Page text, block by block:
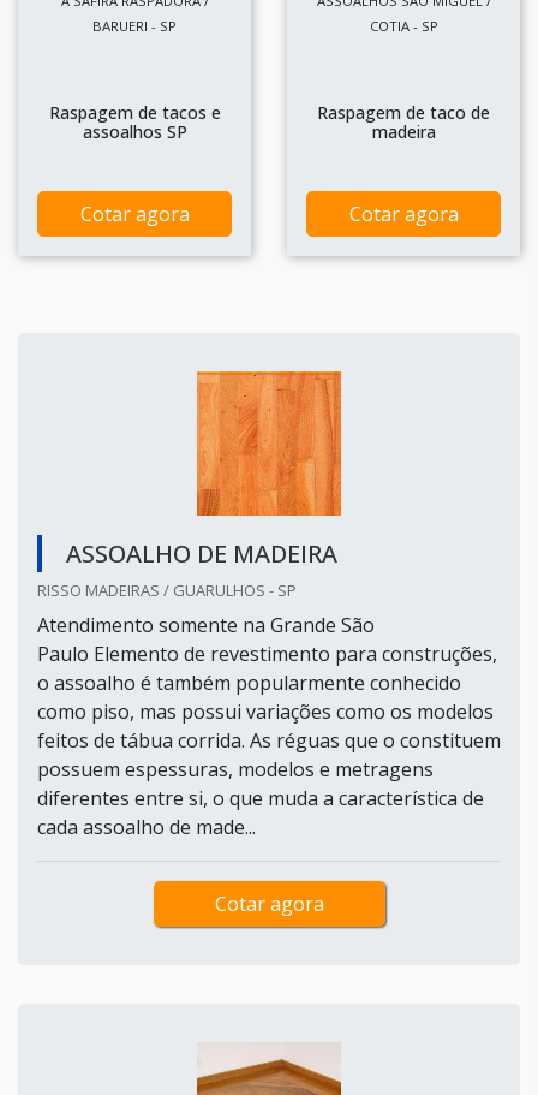
BARUERI - SP
Raspagem de tacos e
assoalhos SP
Cotar agora
COTIA - SP
Raspagem de taco de
madeira
Cotar agora
ASSOALHO DE MADEIRA
RISSO MADEIRAS / GUARULHOS - SP
Atendimento somente na Grande São
Paulo Elemento de revestimento para construções,
o assoalho é também popularmente conhecido
como piso, mas possui variações como os modelos
feitos de tábua corrida. As réguas que o constituem
possuem espessuras, modelos e metragens
diferentes entre si, o que muda a característica de
cada assoalho de made...
Cotar agora